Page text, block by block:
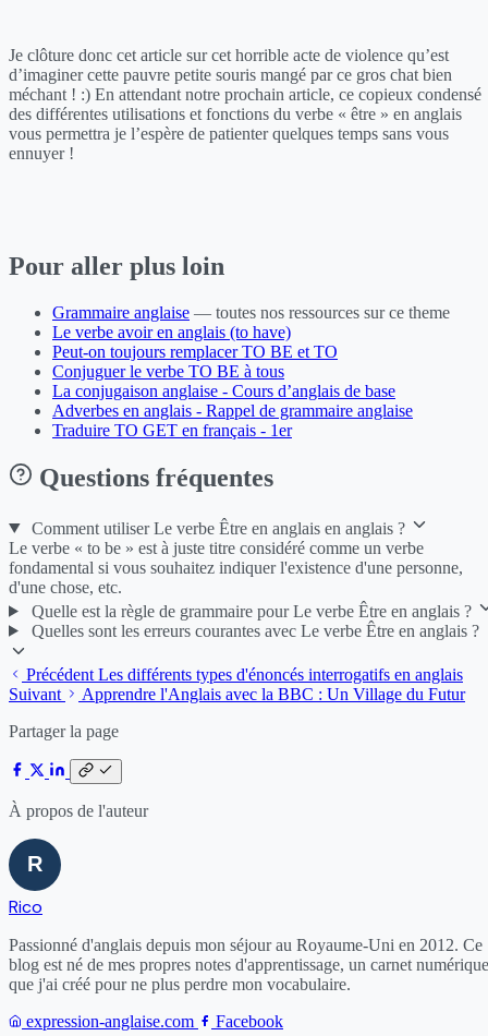
Je clôture donc cet article sur cet horrible acte de violence qu’est
d’imaginer cette pauvre petite souris mangé par ce gros chat bien
méchant ! :) En attendant notre prochain article, ce copieux condensé
des différentes utilisations et fonctions du verbe « être » en anglais
vous permettra je l’espère de patienter quelques temps sans vous
ennuyer !
Pour aller plus loin
Grammaire anglaise — toutes nos ressources sur ce theme
Le verbe avoir en anglais (to have)
Peut-on toujours remplacer TO BE et TO
Conjuguer le verbe TO BE à tous
La conjugaison anglaise - Cours d’anglais de base
Adverbes en anglais - Rappel de grammaire anglaise
Traduire TO GET en français - 1er
Questions fréquentes
Comment utiliser Le verbe Être en anglais en anglais ?
Le verbe « to be » est à juste titre considéré comme un verbe
fondamental si vous souhaitez indiquer l'existence d'une personne,
d'une chose, etc.
Quelle est la règle de grammaire pour Le verbe Être en anglais ?
Quelles sont les erreurs courantes avec Le verbe Être en anglais ?
Précédent Les différents types d'énoncés interrogatifs en anglais
Suivant
Apprendre l'Anglais avec la BBC : Un Village du Futur
Partager la page
À propos de l'auteur
Rico
Passionné d'anglais depuis mon séjour au Royaume-Uni en 2012. Ce
blog est né de mes propres notes d'apprentissage, un carnet numérique
que j'ai créé pour ne plus perdre mon vocabulaire.
expression-anglaise.com
Facebook